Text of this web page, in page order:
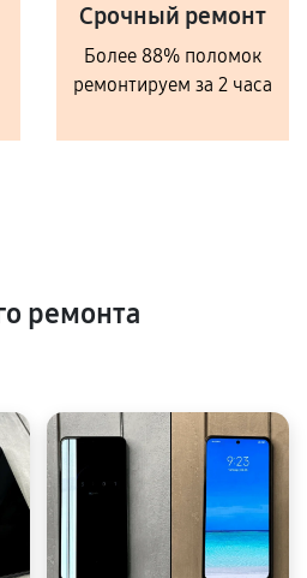
Срочный ремонт
Более 88% поломок
ремонтируем за 2 часа
ремонта